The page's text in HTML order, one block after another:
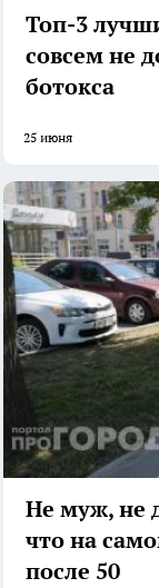
Топ-3
совсем не
ботокса
25 июня
Не муж, не
что на
после 50